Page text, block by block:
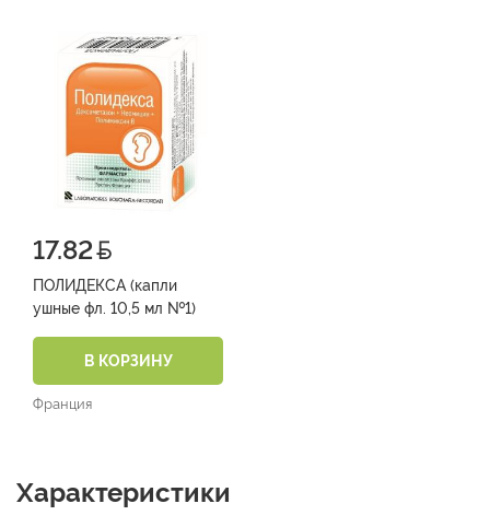
17.82
ПОЛИДЕКСА (капли
ушные фл. 10,5 мл №1)
В КОРЗИНУ
Франция
Характеристики